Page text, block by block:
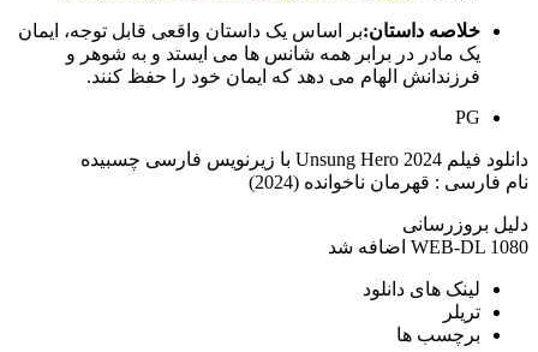
خلاصه داستان:بر اساس یک داستان واقعی قابل توجه، ایمان
یک مادر در برابر همه شانس ها می ایستد و به شوهر و
فرزندانش الهام می دهد که ایمان خود را حفظ کنند.
PG
دانلود فیلم Unsung Hero 2024 با زیرنویس فارسی چسبیده
نام فارسی : قهرمان ناخوانده (2024)
دلیل بروزرسانی
WEB-DL 1080 اضافه شد
لینک های دانلود
تریلر
برچسب ها